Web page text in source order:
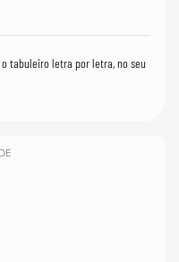
tabuleiro letra por letra, no seu